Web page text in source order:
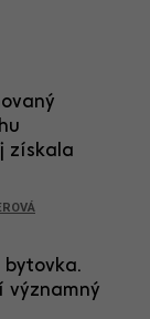
získala
bytovka.
významný